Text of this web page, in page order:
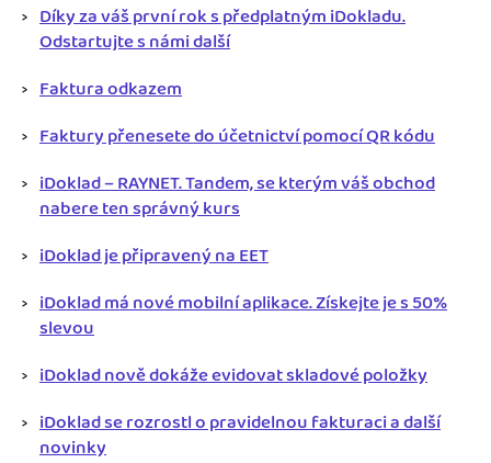
Díky za váš první rok s předplatným iDokladu.
Odstartujte s námi další
Faktura odkazem
Faktury přenesete do účetnictví pomocí QR kódu
iDoklad – RAYNET. Tandem, se kterým váš obchod
nabere ten správný kurs
iDoklad je připravený na EET
iDoklad má nové mobilní aplikace. Získejte je s 50%
slevou
iDoklad nově dokáže evidovat skladové položky
iDoklad se rozrostl o pravidelnou fakturaci a další
novinky